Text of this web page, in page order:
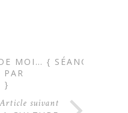
MOI… { SÉANCE
PAR
}
Article suivant